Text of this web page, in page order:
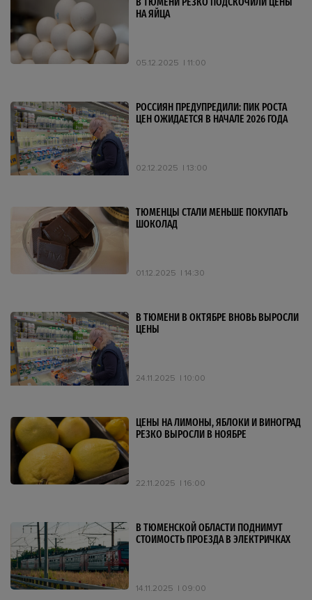
НА ЯЙЦА
05.12.2025 11:00
РОССИЯН ПРЕДУПРЕДИЛИ: ПИК РОСТА
ЦЕН ОЖИДАЕТСЯ В НАЧАЛЕ 2026 ГОДА
02.12.2025 13:00
ТЮМЕНЦЫ СТАЛИ МЕНЬШЕ ПОКУПАТЬ
ШОКОЛАД
01.12.2025 14:30
В ТЮМЕНИ В ОКТЯБРЕ ВНОВЬ ВЫРОСЛИ
ЦЕНЫ
24.11.2025 10:00
ЦЕНЫ НА ЛИМОНЫ, ЯБЛОКИ И ВИНОГРАД
РЕЗКО ВЫРОСЛИ В НОЯБРЕ
22.11.2025 16:00
В ТЮМЕНСКОЙ ОБЛАСТИ ПОДНИМУТ
СТОИМОСТЬ ПРОЕЗДА В ЭЛЕКТРИЧКАХ
14.11.2025 09:00